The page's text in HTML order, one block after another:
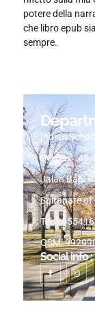
potere della
che libro epub
sempre.
Indian
PO Box :
Jalan Bani
Sultanate of
Tel:
GSM:
Social info :
I
c
o
n
-
f
I
n
s
t
a
g